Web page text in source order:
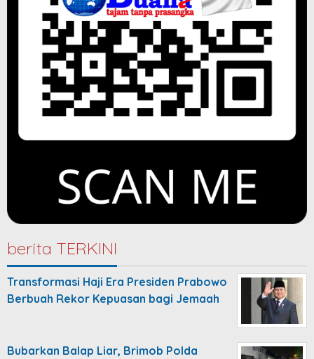
berita TERKINI
Transformasi Haji Era Presiden Prabowo
Berbuah Rekor Kepuasan bagi Jemaah
Bubarkan Balap Liar, Brimob Polda